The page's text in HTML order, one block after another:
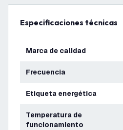
Especificaciones técnicas
Marca de calidad
Frecuencia
Etiqueta energética
Temperatura de
funcionamiento